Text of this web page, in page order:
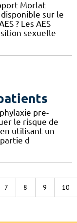
Morlat
sur le
? Les AES
sexuelle
pre-
le risque de
utilisant un
d
7 8 9 10